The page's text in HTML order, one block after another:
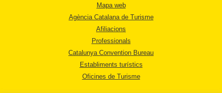
Mapa web
Agència Catalana de Turisme
Afiliacions
Professionals
Catalunya Convention Bureau
Establiments turístics
Oficines de Turisme